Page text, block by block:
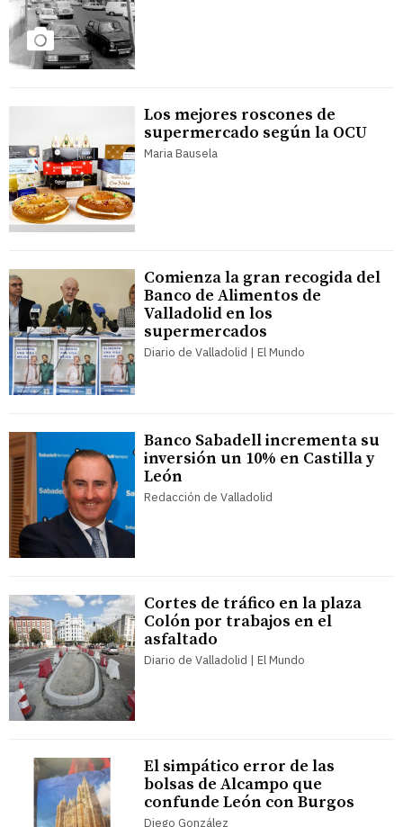
Los mejores roscones de
supermercado según la OCU
Maria Bausela
Comienza la gran recogida del
Banco de Alimentos de
Valladolid en los
supermercados
Diario de Valladolid | El Mundo
Banco Sabadell incrementa su
inversión un 10% en Castilla y
León
Redacción de Valladolid
Cortes de tráfico en la plaza
Colón por trabajos en el
asfaltado
Diario de Valladolid | El Mundo
El simpático error de las
bolsas de Alcampo que
confunde León con Burgos
Diego González